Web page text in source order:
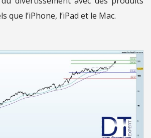
que l’iPhone, l’iPad et le Mac.